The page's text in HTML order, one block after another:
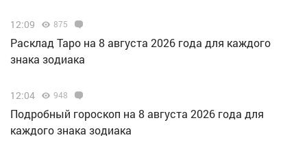
12:09 875
Расклад Таро на 8 августа 2026 года для каждого
знака зодиака
12:04 948
Подробный гороскоп на 8 августа 2026 года для
каждого знака зодиака